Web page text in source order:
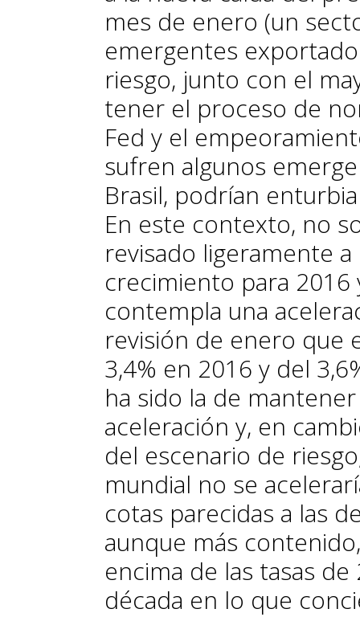
mes de enero (un
emergentes
riesgo, junto con el
tener el proceso de
Fed y el
sufren algunos
Brasil, podrían
En este contexto, no
revisado ligeramente
crecimiento para 2016
contempla una
revisión de enero que
3,4% en 2016 y del
ha sido la de
aceleración y, en
del escenario de
mundial no se
cotas parecidas a las
aunque más
encima de las tasas
década en lo que